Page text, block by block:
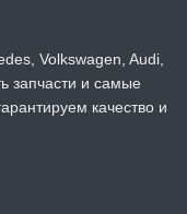
Volkswagen, Audi,
запчасти и самые
качество и